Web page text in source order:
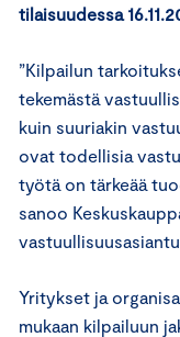
tilaisuudessa
”Kilpailun
tekemästä
kuin suuriakin
ovat todellisia
työtä on tärkeää
sanoo
Yritykset ja
mukaan kilpailuun